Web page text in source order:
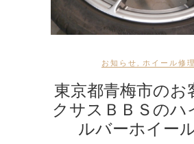
お知らせ ホイール修理
東京都青梅市の
クサスＢＢＳのハ
ルバーホイー